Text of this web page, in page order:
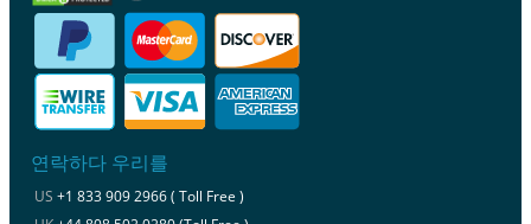
연락하다 우리를
US +1 833 909 2966 ( Toll Free )